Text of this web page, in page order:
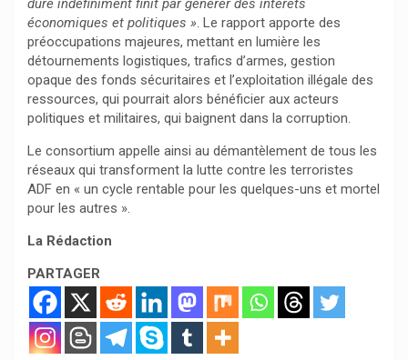
dure indéfiniment finit par générer des intérêts
économiques et politiques ». Le rapport apporte des
préoccupations majeures, mettant en lumière les
détournements logistiques, trafics d’armes, gestion
opaque des fonds sécuritaires et l’exploitation illégale des
ressources, qui pourrait alors bénéficier aux acteurs
politiques et militaires, qui baignent dans la corruption.
Le consortium appelle ainsi au démantèlement de tous les
réseaux qui transforment la lutte contre les terroristes
ADF en « un cycle rentable pour les quelques-uns et mortel
pour les autres ».
La Rédaction
PARTAGER